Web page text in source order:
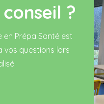
?
Prépa Santé est
vos questions lors